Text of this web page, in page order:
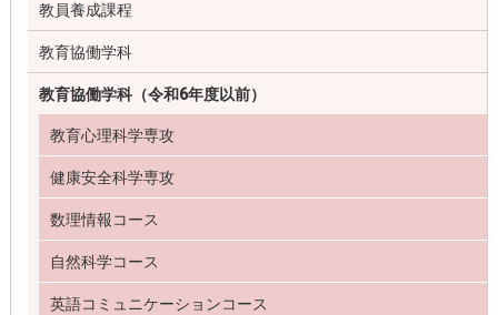
教員養成課程
教育協働学科
教育協働学科（令和6年度以前）
教育心理科学専攻
健康安全科学専攻
数理情報コース
自然科学コース
英語コミュニケーションコース